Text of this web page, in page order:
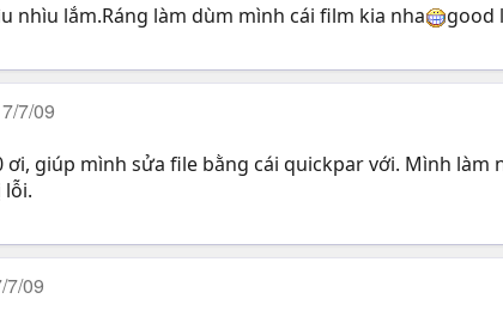
nhìu lắm.Ráng làm dùm mình cái film kia nha good
7/09
ơi, giúp mình sửa file bằng cái quickpar với. Mình
lỗi.
7/09